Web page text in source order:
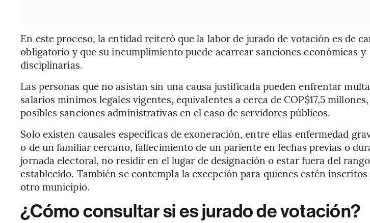
En este proceso, la entidad reiteró que la labor de jurado de votación es de
obligatorio y que su incumplimiento puede acarrear sanciones económicas y
disciplinarias.
Las personas que no asistan sin una causa justificada pueden enfrentar
salarios mínimos legales vigentes, equivalentes a cerca de COP$17,5
posibles sanciones administrativas en el caso de servidores públicos.
Solo existen causales específicas de exoneración, entre ellas enfermedad
o de un familiar cercano, fallecimiento de un pariente en fechas previas o
jornada electoral, no residir en el lugar de designación o estar fuera del
establecido. También se contempla la excepción para quienes estén
otro municipio.
¿Cómo consultar si es jurado de votación?